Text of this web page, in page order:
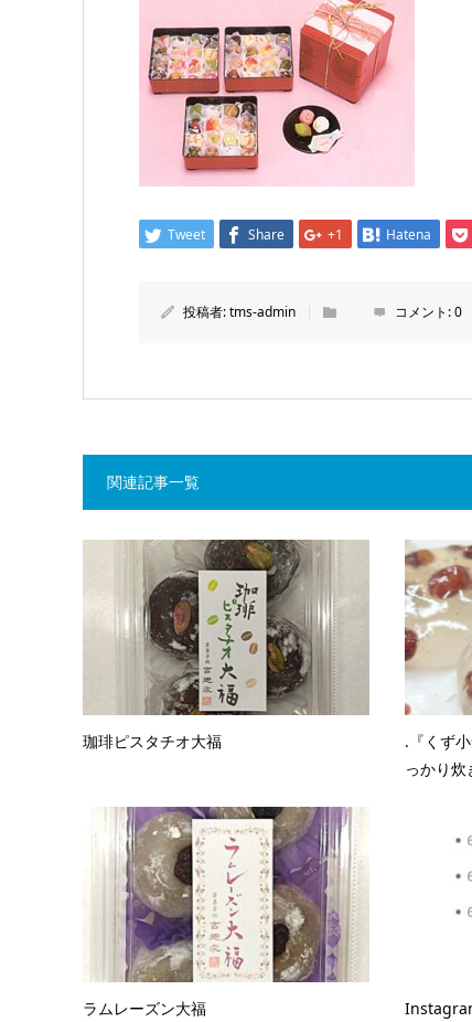
Tweet Share +1 Hatena
投稿者:tms-admin コメント:0
関連記事一覧
珈琲ピスタチオ大福
.『くず
っかり炊
ラムレーズン大福